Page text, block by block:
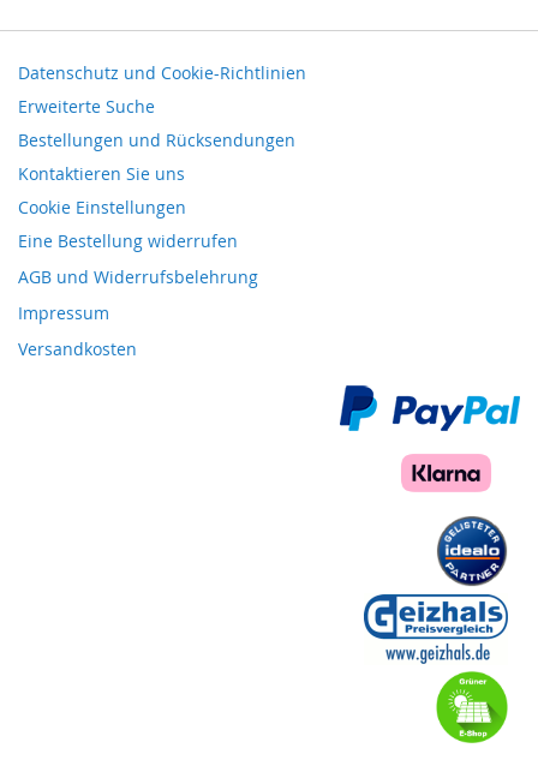
Datenschutz und Cookie-Richtlinien
Erweiterte Suche
Bestellungen und Rücksendungen
Kontaktieren Sie uns
Cookie Einstellungen
Eine Bestellung widerrufen
AGB und Widerrufsbelehrung
Impressum
Versandkosten